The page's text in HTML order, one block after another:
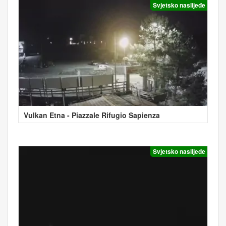
Svjetsko naslijeđe
Vulkan Etna - Piazzale Rifugio Sapienza
Svjetsko naslijeđe